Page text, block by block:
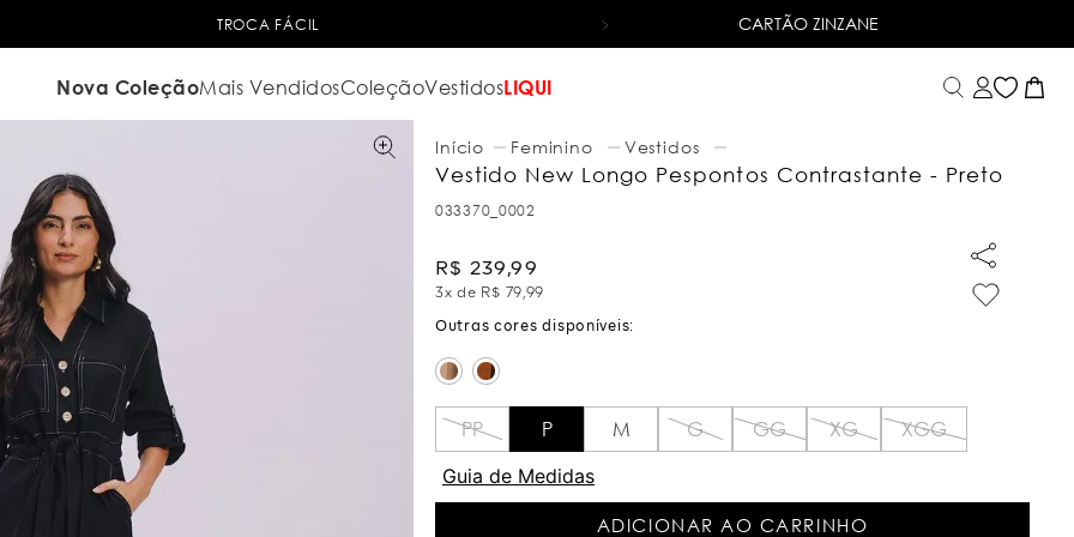
TROCA FÁCIL 6X SEM JUROSNO CARTÃO DE CRÉDITO
CARTÃO ZINZANE
Nova ColeçãoMais VendidosColeçãoVestidosLIQUI
Feminino Vestidos
Vestido New Longo Pespontos Contrastante - Preto
033370_0002
R$ 239,99
3x de R$ 79,99
PP P M G GG XG
XGG
Guia de Medidas
ADICIONAR AO CARRINHO